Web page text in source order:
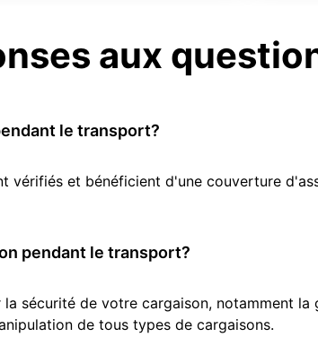
aux
le transport?
vérifiés et bénéficient d'une couverture
pendant le transport?
sécurité de votre cargaison, notamment
de tous types de cargaisons.